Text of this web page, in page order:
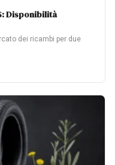
Disponibilità
dei ricambi per due